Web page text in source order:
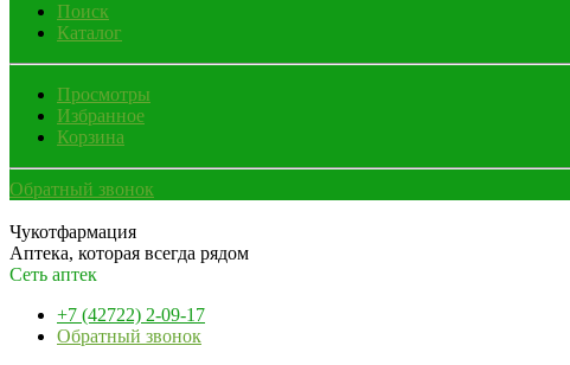
Поиск
Каталог
Просмотры
Избранное
Корзина
Обратный звонок
Чукотфармация
Аптека, которая всегда рядом
Сеть аптек
+7 (42722) 2-09-17
Обратный звонок